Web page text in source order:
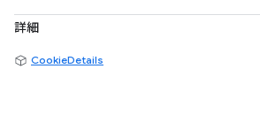
詳細
CookieDetails